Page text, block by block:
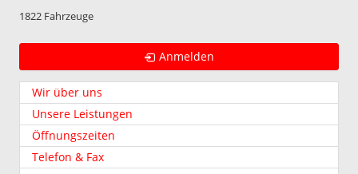
1822 Fahrzeuge
Anmelden
Wir über uns
Unsere Leistungen
Öffnungszeiten
Telefon & Fax